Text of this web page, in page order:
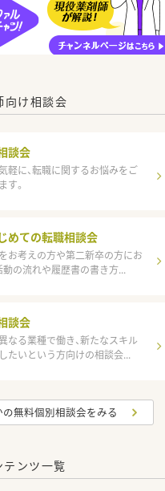
向け相談会
談会
軽に、転職に関するお悩みをご
す。
めての転職相談会
お考えの方や第二新卒の方にお
動の流れや履歴書の書き方...
談会
なる業種で働き、新たなスキル
たいという方向けの相談会...
の無料個別相談会をみる
ンツ一覧